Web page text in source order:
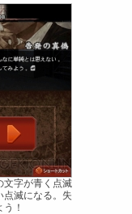
文字が青く点滅
点滅になる。失
！